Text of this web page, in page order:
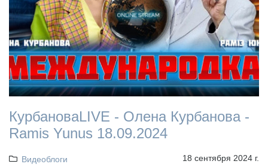
КурбановаLIVE - Олена Курбанова -
Ramis Yunus 18.09.2024
Видеоблоги 18 сентября 2024 г.